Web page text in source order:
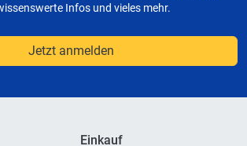
Infos und vieles mehr.
Jetzt anmelden
Einkauf